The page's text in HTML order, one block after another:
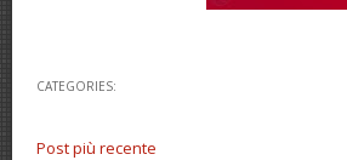
CATEGORIES:
Post più recente